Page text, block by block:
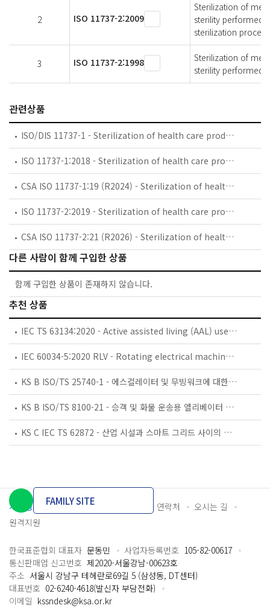
2 ISO 11737-2:2009
Sterilization of
sterility performed
sterilization process
3 ISO 11737-2:1998
Sterilization of
sterility performed
관련상품
ISO/DIS 11737-1 - Sterilization of health care products — Microbiological methods — Part 1: Determination of a population of microorganisms on products
ISO 11737-1:2018 - Sterilization of health care products — Microbiological methods — Part 1: Determination of a population of microorganisms on products
CSA ISO 11737-1:19 (R2024) - Sterilization of health care products — Microbiological methods — Part 1: Determination of a population of microorganisms on products (Adopted ISO 11737-1:2018, third edition, 2018-01)
ISO 11737-2:2019 - Sterilization of health care products — Microbiological methods — Part 2: Tests of sterility performed in the definition, validation and maintenance of a sterilization process
CSA ISO 11737-2:21 (R2026) - Sterilization of health care products — Microbiological methods — Part 2: Tests of sterility performed in the definition, validation and maintenance of a sterilization process (Adopted ISO 11737-2:2019, third edition, 2019-12)
다른 사람이 함께 구입한 상품
함께 구입한 상품이 존재하지 않습니다.
추천 상품
IEC TS 63134:2020 - Active assisted living (AAL) use cases
IEC 60034-5:2020 RLV - Rotating electrical machines - Part 5: Degrees of protection provided by the integral design of rotating electrical machines (IP code) - Classification
KS B ISO/TS 25740-1 - 에스컬레이터 및 무빙워크에 대한 안전요건 — 제1부: 세계공통 필수 안전요건(GESRs)
KS B ISO/TS 8100-21 - 승객 및 화물 운송용 엘리베이터 —제21부: 세계공통 필수안전요건(GESRs)을 충족하는 세계공통 안전 파라미터(GSPs)
KS C IEC TS 62872 - 산업 시설과 스마트 그리드 사이의 산업 공정 측정, 제어 및 자동화 시스템 인터페이스
개인정보처리방침 이용약관 담당자 연락처
오시는 길
원격지원
FAMILY SITE
한국표준협회 대표자 문동민 사업자등록번호 105-82-00617
통신판매업 신고번호 제2020-서울강남-00623호
주소 서울시 강남구 테헤란로69길 5 (삼성동, DT센터)
대표번호 02-6240-4618(발신자 부담전화)
이메일 kssndesk@ksa.or.kr